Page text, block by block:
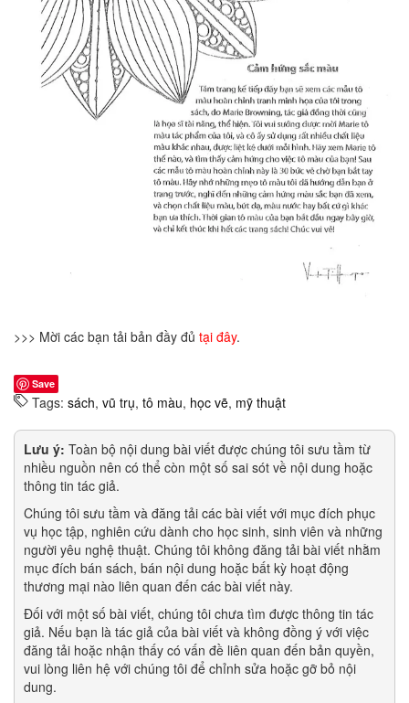
>>> Mời các bạn tải bản đầy đủ tại đây.
Save
Tags: sách, vũ trụ, tô màu, học vẽ, mỹ thuật
Lưu ý: Toàn bộ nội dung bài viết được chúng tôi sưu tầm từ
nhiều nguồn nên có thể còn một số sai sót về nội dung hoặc
thông tin tác giả.
Chúng tôi sưu tầm và đăng tải các bài viết với mục đích phục
vụ học tập, nghiên cứu dành cho học sinh, sinh viên và những
người yêu nghệ thuật. Chúng tôi không đăng tải bài viết nhằm
mục đích bán sách, bán nội dung hoặc bất kỳ hoạt động
thương mại nào liên quan đến các bài viết này.
Đối với một số bài viết, chúng tôi chưa tìm được thông tin tác
giả. Nếu bạn là tác giả của bài viết và không đồng ý với việc
đăng tải hoặc nhận thấy có vấn đề liên quan đến bản quyền,
vui lòng liên hệ với chúng tôi để chỉnh sửa hoặc gỡ bỏ nội
dung.